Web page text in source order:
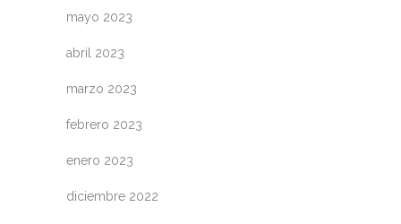
mayo 2023
abril 2023
marzo 2023
febrero 2023
enero 2023
diciembre 2022